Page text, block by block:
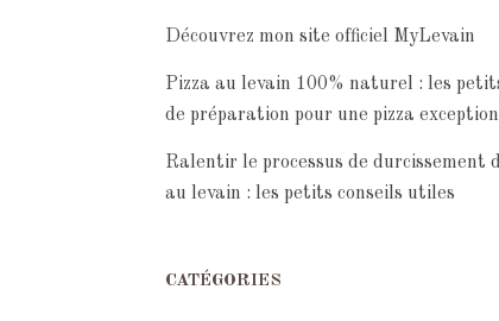
Découvrez mon site officiel MyLevain
Pizza au levain 100% naturel : les
de préparation pour une pizza
Ralentir le processus de durcissement
au levain : les petits conseils utiles
CATÉGORIES